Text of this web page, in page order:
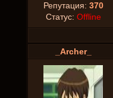
Репутация: 370
Статус: Offline
_Archer_